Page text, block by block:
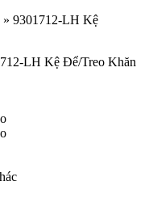
» 9301712-LH Kệ
LH Kệ Để/Treo Khăn